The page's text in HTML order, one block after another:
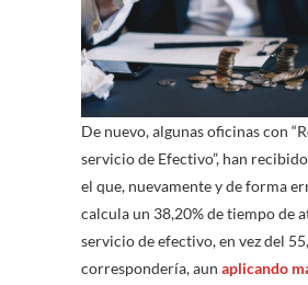
De nuevo, algunas oficinas con
servicio de Efectivo”, han
el que, nuevamente y de forma
calcula un 38,20% de tiempo de
servicio de efectivo, en vez del
correspondería, aun aplicando